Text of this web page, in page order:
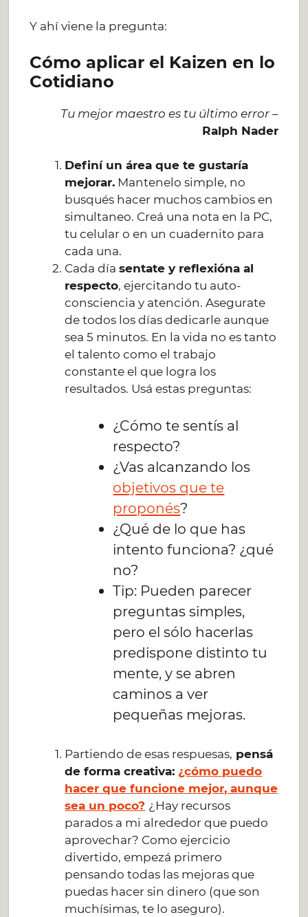
Y ahí viene la pregunta:
Cómo aplicar el Kaizen en lo
Cotidiano
Tu mejor maestro es tu último error–
Ralph Nader
Definí un área que te gustaría
mejorar. Mantenelo simple, no
busqués hacer muchos cambios en
simultaneo. Creá una nota en la PC,
tu celular o en un cuadernito para
cada una.
Cada díasentate y reflexióna al
respecto, ejercitando tu auto-
consciencia y atención. Asegurate
de todos los días dedicarle aunque
sea 5 minutos. En la vida no es tanto
el talento como el trabajo
constante el que logra los
resultados. Usá estas preguntas:
¿Cómo te sentís al
respecto?
¿Vas alcanzando los
objetivos que te
proponés?
¿Qué de lo que has
intento funciona? ¿qué
no?
Tip: Pueden parecer
preguntas simples,
pero el sólo hacerlas
predispone distinto tu
mente, y se abren
caminos a ver
pequeñas mejoras.
Partiendo de esas respuesas, pensá
de forma creativa: ¿cómo puedo
hacer que funcione mejor, aunque
sea un poco? ¿Hay recursos
parados a mi alrededor que puedo
aprovechar? Como ejercicio
divertido, empezá primero
pensando todas las mejoras que
puedas hacer sin dinero (que son
muchísimas, te lo aseguro).